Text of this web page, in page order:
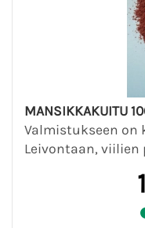
MANSIKKAKUITU
Valmistukseen on
Leivontaan, viilien